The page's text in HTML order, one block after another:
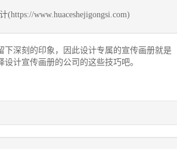
www.huaceshejigongsi.com)
深刻的印象，因此设计专属的宣传画册就是
计宣传画册的公司的这些技巧吧。